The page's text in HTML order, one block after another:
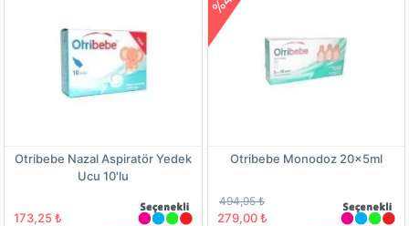
Otribebe Nazal Aspiratör Yedek
Ucu 10'lu
173,25 ₺
Otribebe Monodoz 20x5ml
494,95 ₺
279,00 ₺